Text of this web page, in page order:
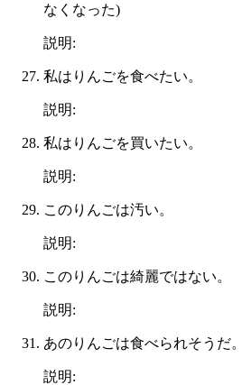
なくなった)
説明:
私はりんごを食べたい。
説明:
私はりんごを買いたい。
説明:
このりんごは汚い。
説明:
このりんごは綺麗ではない。
説明:
あのりんごは食べられそうだ。
説明: